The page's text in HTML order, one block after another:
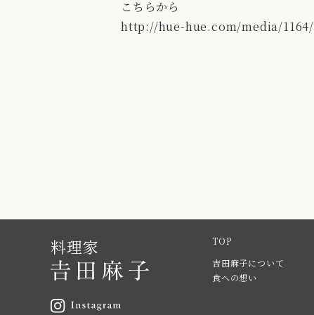
こちらから
http://hue-hue.com/media/1164/
料理家
TOP
吉田麻子について
食への想い